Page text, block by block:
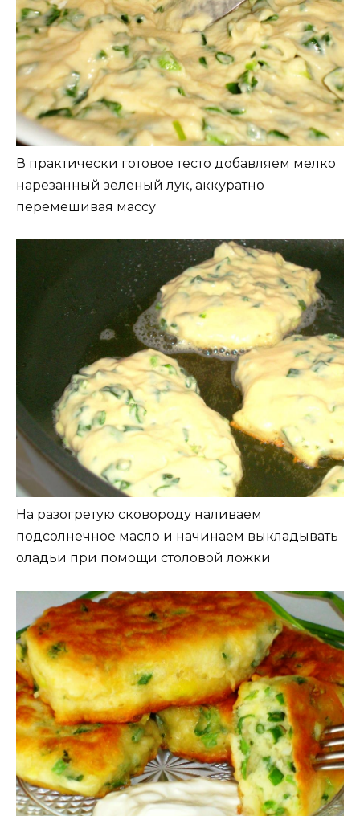
В практически готовое тесто добавляем мелко
нарезанный зеленый лук, аккуратно
перемешивая массу
На разогретую сковороду наливаем
подсолнечное масло и начинаем выкладывать
оладьи при помощи столовой ложки